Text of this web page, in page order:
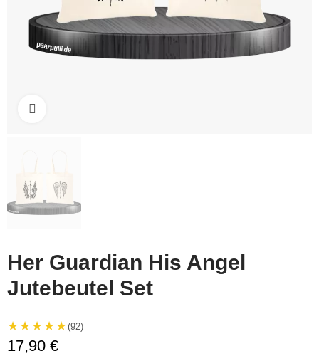
Her Guardian His Angel
Jutebeutel Set
★★★★★(92)
17,90 €